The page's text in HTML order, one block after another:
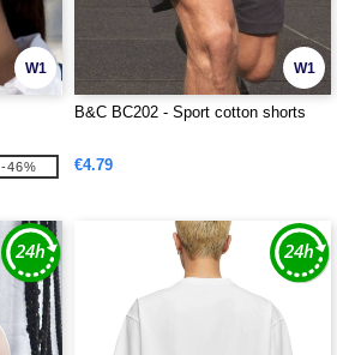
W1
-46%
W1
B&C BC202 - Sport cotton shorts
€4.79